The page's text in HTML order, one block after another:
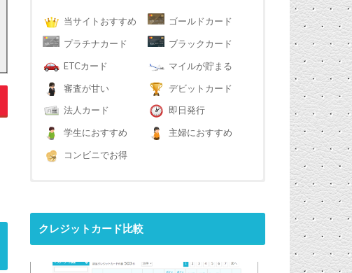
当サイトおすすめ
ゴールドカード
プラチナカード
ブラックカード
ETCカード
マイルが貯まる
審査が甘い
デビットカード
法人カード
即日発行
学生におすすめ
主婦におすすめ
コンビニでお得
クレジットカード比較